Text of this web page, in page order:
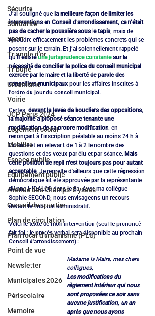
Sécurité
Solidarité
Sport
Triangle d'or
Tribune
Urbanisme
Voirie
JOP Paris 2024
Logement social
Mobilité
Espace public
Equipement public
Avenue des Champs-Elysées
Conseil de quartier
Plan de circulation
Plan local d'urbanisme (PLU)
Point de vue
Newsletter
Municipales 2026
Périscolaire
Mémoire
J’ai souligné que la meilleure façon de limiter les
interventions en Conseil d’arrondissement, ce n’était
pas de cacher la poussière sous le tapis, mais de
résoudre efficacement les problèmes concrets qui se
posent sur le terrain. Et j’ai solennellement rappelé
qu’il existe une jurisprudence constante sur la
nécessité de concilier la police du conseil municipal
exercée par le maire et la liberté de parole des
conseillers municipaux pour les affaires inscrites à
l'ordre du jour du conseil municipal.
Certes, devant la levée de boucliers des oppositions,
la majorité a proposé séance tenante une
modification de sa propre modification , en
renonçant à l'inscription préalable au moins 24 h à
l'avance et en relevant de 1 à 2 le nombre des
questions et des vœux par élu et par séance. Mais
cette position de repli n'est toujours pas pour autant
acceptable. Je regrette d'ailleurs que cette régression
démocratique ait été approuvée par la représentante
d'Anne HIDALGO dans le 8e. Avec ma collègue
Sophie SEGOND, nous envisageons un recours
devant le Tribunal administratif.
Voici le texte de mon intervention (seul le prononcé
fait foi ; le procès verbal sera disponible au prochain
Conseil d'arrondissement) :
Madame la Maire, mes chers
collègues,
Les modifications du
règlement intérieur qui nous
sont proposées ce soir sans
aucune justification, un an
après que nous ayons